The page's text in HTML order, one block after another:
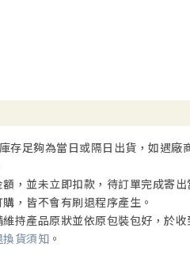
存足夠為當日或隔日出貨，如遇廠
，並未立即扣款，待訂單完成寄
，皆不會有刷退程序產生。
持產品原狀並依原包裝包好，於
換貨須知 。